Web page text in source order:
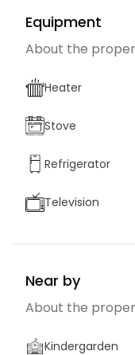
Equipment
About the
Heater
Stove
Refrigerator
Television
Near by
About the
Kindergarden